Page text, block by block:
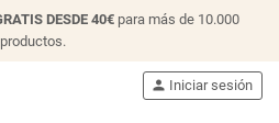
DESDE 40€ para más de 10.000
productos.
person Iniciar sesión